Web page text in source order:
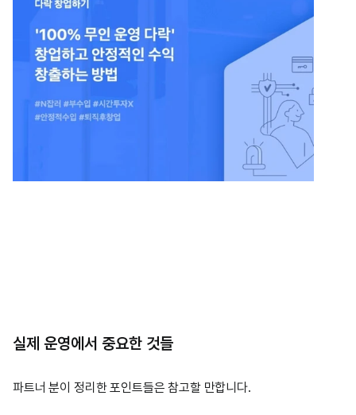
실제 운영에서 중요한 것들
파트너 분이 정리한 포인트들은 참고할 만합니다.